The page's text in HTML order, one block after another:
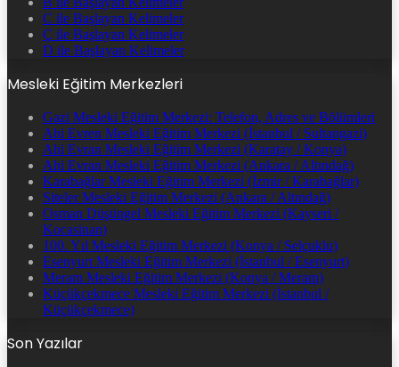
C ile Başlayan Kelimeler
Ç ile Başlayan Kelimeler
D ile Başlayan Kelimeler
Mesleki Eğitim Merkezleri
Gazi Mesleki Eğitim Merkezi: Telefon, Adres ve Bölümleri
Ahi Evren Mesleki Eğitim Merkezi (İstanbul / Sultangazi)
Ahi Evran Mesleki Eğitim Merkezi (Karatay / Konya)
Ahi Evran Mesleki Eğitim Merkezi (Ankara / Altındağ)
Karabağlar Mesleki Eğitim Merkezi (İzmir / Karabağlar)
Siteler Mesleki Eğitim Merkezi (Ankara / Altındağ)
Osman Düşüngel Mesleki Eğitim Merkezi (Kayseri /
Kocasinan)
100. Yıl Mesleki Eğitim Merkezi (Konya / Selçuklu)
Esenyurt Mesleki Eğitim Merkezi (İstanbul / Esenyurt)
Meram Mesleki Eğitim Merkezi (Konya / Meram)
Küçükçekmece Mesleki Eğitim Merkezi (İstanbul /
Küçükçekmece)
Son Yazılar